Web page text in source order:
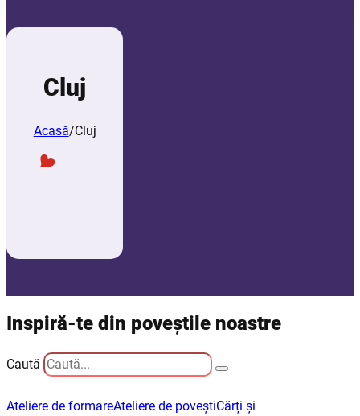
Cluj
Acasă/Cluj
Inspiră-te din poveștile noastre
Caută
Ateliere de formareAteliere de poveștiCărți și